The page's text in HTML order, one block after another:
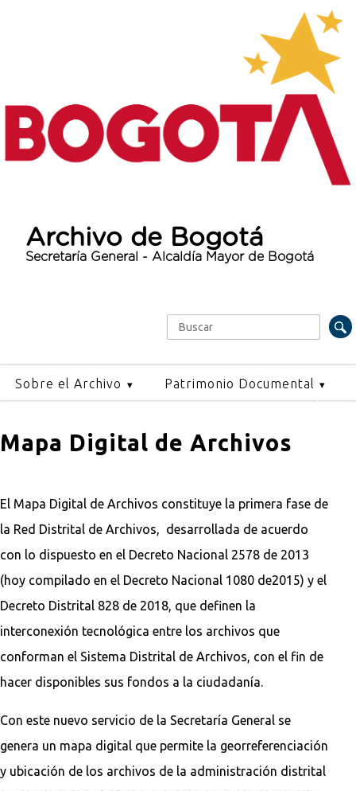
Archivo de Bogotá
Secretaría General - Alcaldía Mayor de Bogotá
Formulario de búsqueda
Buscar
Sobre el Archivo Patrimonio Documental
Mapa Digital de Archivos
El Mapa Digital de Archivos constituye la primera fase de
la Red Distrital de Archivos, desarrollada de acuerdo
con lo dispuesto en el Decreto Nacional 2578 de 2013
(hoy compilado en el Decreto Nacional 1080 de2015) y el
Decreto Distrital 828 de 2018, que definen la
interconexión tecnológica entre los archivos que
conforman el Sistema Distrital de Archivos, con el fin de
hacer disponibles sus fondos a la ciudadanía.
Con este nuevo servicio de la Secretaría General se
genera un mapa digital que permite la georreferenciación
y ubicación de los archivos de la administración distrital